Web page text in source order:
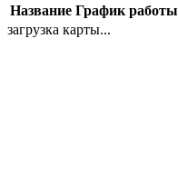
Название График работы
загрузка карты...